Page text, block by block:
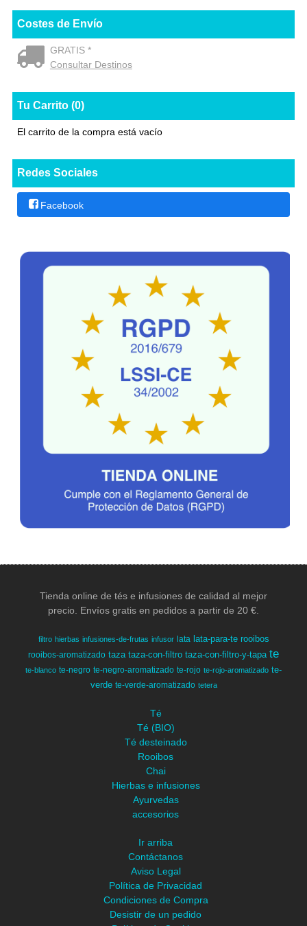
Costes de Envío
GRATIS *
Consultar Destinos
Tu Carrito (0)
El carrito de la compra está vacío
Redes Sociales
Facebook
Tienda online de tés e infusiones de calidad al mejor
precio. Envíos gratis en pedidos a partir de 20 €.
filtro hierbas infusiones-de-frutas infusor lata lata-para-te rooibos
rooibos-aromatizado taza taza-con-filtro taza-con-filtro-y-tapa te
te-blanco te-negro te-negro-aromatizado te-rojo te-rojo-aromatizado te-
verde te-verde-aromatizado tetera
Té
Té (BIO)
Té desteinado
Rooibos
Chai
Hierbas e infusiones
Ayurvedas
accesorios
Ir arriba
Contáctanos
Aviso Legal
Política de Privacidad
Condiciones de Compra
Desistir de un pedido